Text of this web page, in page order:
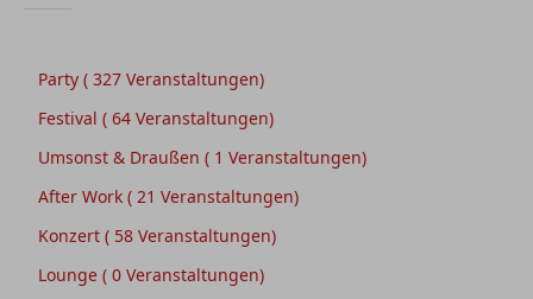
Party ( 327 Veranstaltungen)
Festival ( 64 Veranstaltungen)
Umsonst & Draußen ( 1 Veranstaltungen)
After Work ( 21 Veranstaltungen)
Konzert ( 58 Veranstaltungen)
Lounge ( 0 Veranstaltungen)